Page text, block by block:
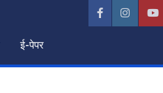
ई-पेपर